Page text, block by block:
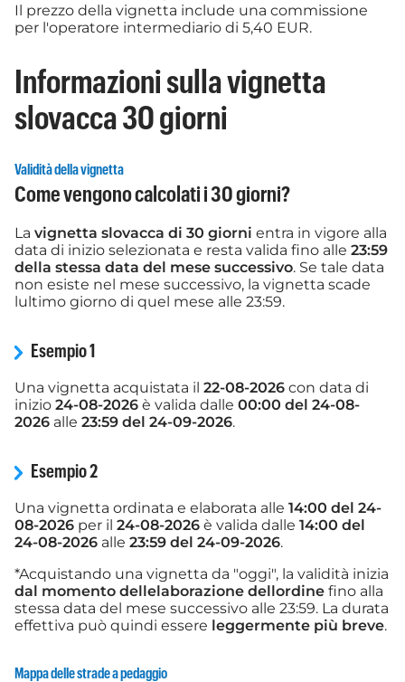
Il prezzo della vignetta include una commissione
per l'operatore intermediario di 5,40 EUR.
Informazioni sulla vignetta
slovacca 30 giorni
Validità della vignetta
Come vengono calcolati i 30 giorni?
La vignetta slovacca di 30 giorni entra in vigore alla
data di inizio selezionata e resta valida fino alle 23:59
della stessa data del mese successivo. Se tale data
non esiste nel mese successivo, la vignetta scade
lultimo giorno di quel mese alle 23:59.
Esempio 1
Una vignetta acquistata il 22-08-2026 con data di
inizio 24-08-2026 è valida dalle 00:00 del 24-08-
2026 alle 23:59 del 24-09-2026.
Esempio 2
Una vignetta ordinata e elaborata alle 14:00 del 24-
08-2026 per il 24-08-2026 è valida dalle 14:00 del
24-08-2026 alle 23:59 del 24-09-2026.
*Acquistando una vignetta da "oggi", la validità inizia
dal momento dellelaborazione dellordine fino alla
stessa data del mese successivo alle 23:59. La durata
effettiva può quindi essere leggermente più breve.
Mappa delle strade a pedaggio